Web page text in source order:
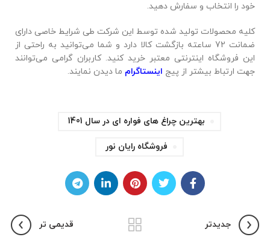
خود را انتخاب و سفارش دهید.
کلیه محصولات تولید شده توسط این شرکت طی شرایط خاصی دارای
ضمانت 72 ساعته بازگشت کالا دارد و شما می‌توانید به راحتی از
این فروشگاه اینترنتی معتبر خرید کنید. کاربران گرامی می‌توانند
جهت ارتباط بیشتر از پیج اینستاگرام ما دیدن نمایند.
بهترین چراغ های فواره ای در سال 1401
فروشگاه رایان نور
جدیدتر قدیمی تر